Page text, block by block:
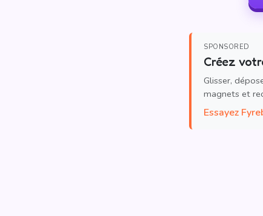
SPONSORED
Créez
Glisser,
magnets et
Essayez